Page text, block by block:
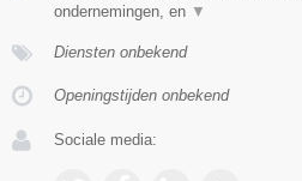
ondernemingen, en ▼
Diensten onbekend
Openingstijden onbekend
Sociale media: